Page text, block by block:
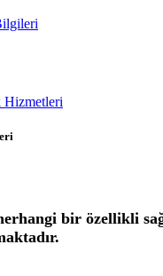
Hizmetleri
bir özellikli